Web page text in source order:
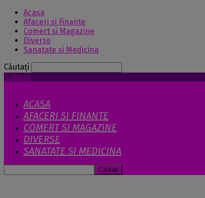
Acasa
Afaceri si Finante
Comert si Magazine
Diverse
Sanatate si Medicina
Căutați
Celia.ro
ACASA
AFACERI SI FINANTE
COMERT SI MAGAZINE
DIVERSE
SANATATE SI MEDICINA